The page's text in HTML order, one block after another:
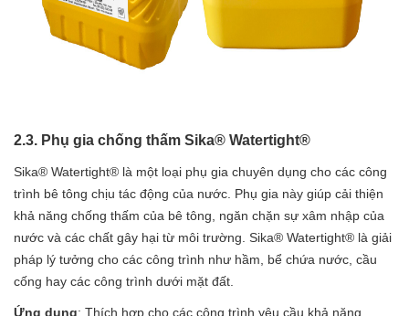
2.3. Phụ gia chống thấm Sika® Watertight®
Sika® Watertight® là một loại phụ gia chuyên dụng cho các công
trình bê tông chịu tác động của nước. Phụ gia này giúp cải thiện
khả năng chống thấm của bê tông, ngăn chặn sự xâm nhập của
nước và các chất gây hại từ môi trường. Sika® Watertight® là giải
pháp lý tưởng cho các công trình như hầm, bể chứa nước, cầu
cống hay các công trình dưới mặt đất.
Ứng dụng: Thích hợp cho các công trình yêu cầu khả năng